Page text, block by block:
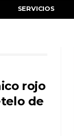
SERVICIOS
rojo
de